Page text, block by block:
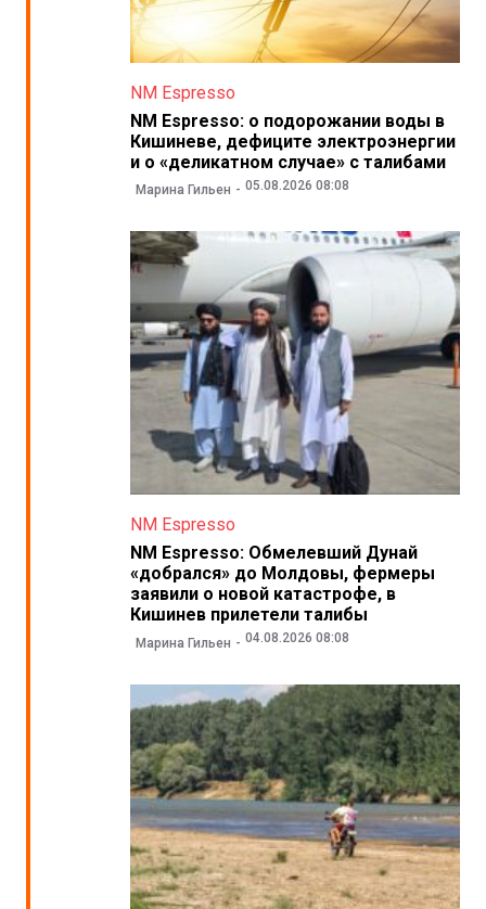
NM Espresso
NM Espresso: о подорожании воды в
Кишиневе, дефиците электроэнергии
и о «деликатном случае» с талибами
Марина Гильен 05.08.2026 08:08
NM Espresso
NM Espresso: Обмелевший Дунай
«добрался» до Молдовы, фермеры
заявили о новой катастрофе, в
Кишинев прилетели талибы
Марина Гильен 04.08.2026 08:08